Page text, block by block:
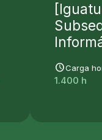
scheduleCarga
1.400 h